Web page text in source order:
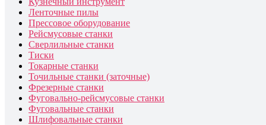
Ленточные пилы
Прессовое оборудование
Рейсмусовые станки
Сверлильные станки
Тиски
Токарные станки
Точильные станки (заточные)
Фрезерные станки
Фуговально-рейсмусовые станки
Фуговальные станки
Шлифовальные станки